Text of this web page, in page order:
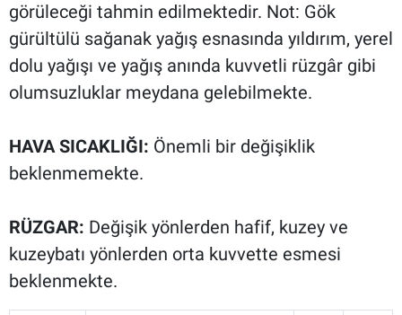
görüleceği tahmin edilmektedir. Not: Gök
gürültülü sağanak yağış esnasında yıldırım, yerel
dolu yağışı ve yağış anında kuvvetli rüzgâr gibi
olumsuzluklar meydana gelebilmekte.
HAVA SICAKLIĞI: Önemli bir değişiklik
beklenmemekte.
RÜZGAR: Değişik yönlerden hafif, kuzey ve
kuzeybatı yönlerden orta kuvvette esmesi
beklenmekte.